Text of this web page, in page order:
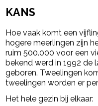
KANS
Hoe vaak komt een
hogere meerlingen zijn
ruim 500.000 voor een
bekend werd in 1992 de
geboren. Tweelingen
tweelingen worden er
Het hele gezin bij elkaar: